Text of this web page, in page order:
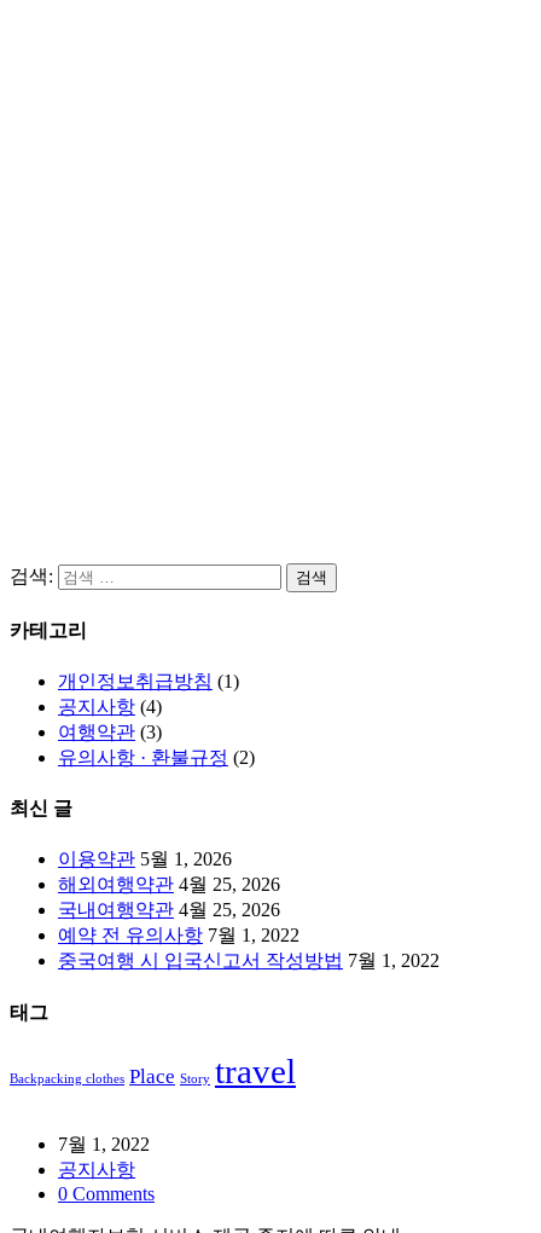
7월 1, 2022
공지사항
0 Comments
검색:
카테고리
개인정보취급방침 (1)
공지사항 (4)
여행약관 (3)
유의사항 · 환불규정 (2)
최신 글
이용약관 5월 1, 2026
해외여행약관 4월 25, 2026
국내여행약관 4월 25, 2026
예약 전 유의사항 7월 1, 2022
중국여행 시 입국신고서 작성방법 7월 1, 2022
태그
Backpacking clothes Place Story travel